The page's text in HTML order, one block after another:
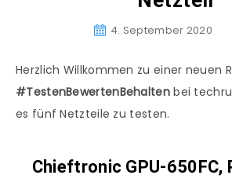
4. September 2020
Herzlich Willkommen zu einer neuen
#TestenBewertenBehaltenbei
es fünf Netzteile zu testen.
Chieftronic GPU-650FC,